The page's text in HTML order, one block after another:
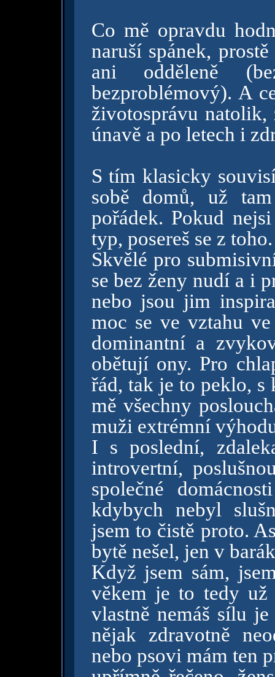
Co mě opravdu
naruší spánek,
ani odděleně
bezproblémový). A
životosprávu
únavě a po letech i
S tím klasicky
sobě domů, už
pořádek. Pokud
typ, posereš se z toho.
Skvělé pro
se bez ženy nudí a i
nebo jsou jim
moc se ve vztahu
dominantní a
obětují ony. Pro
řád, tak je to peklo, s
mě všechny
muži extrémní
I s poslední,
introvertní,
společné
kdybych nebyl
jsem to čistě proto.
bytě nešel, jen v
Když jsem sám,
věkem je to tedy
vlastně nemáš sílu
nějak zdravotně
nebo psovi mám ten